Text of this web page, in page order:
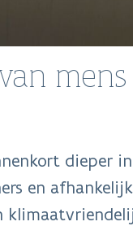
dieper
en